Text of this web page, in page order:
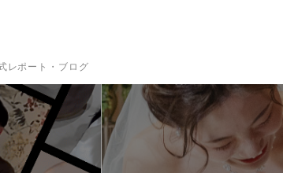
レポート・ブログ